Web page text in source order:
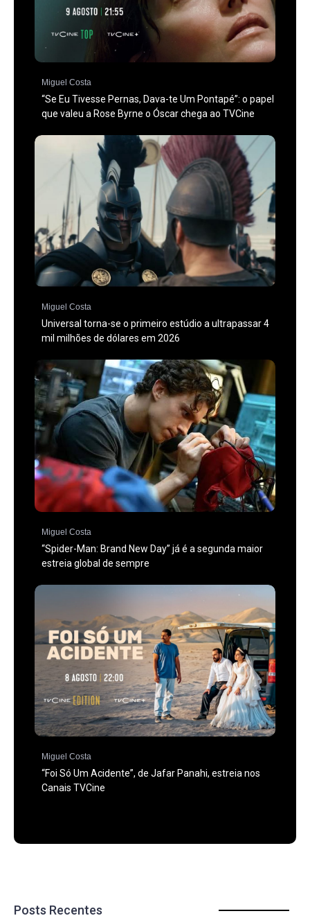
Miguel Costa
“Se Eu Tivesse Pernas, Dava-te Um Pontapé”: o papel
que valeu a Rose Byrne o Óscar chega ao TVCine
Miguel Costa
Universal torna-se o primeiro estúdio a ultrapassar 4
mil milhões de dólares em 2026
Miguel Costa
“Spider-Man: Brand New Day” já é a segunda maior
estreia global de sempre
Miguel Costa
“Foi Só Um Acidente”, de Jafar Panahi, estreia nos
Canais TVCine
Posts Recentes